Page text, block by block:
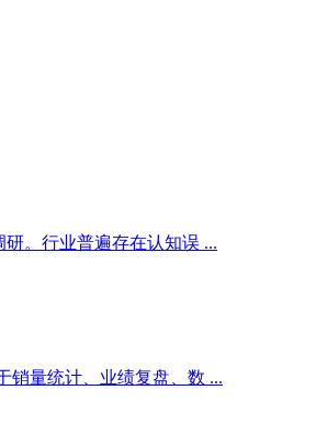
。行业普遍存在认知误 ...
销量统计、业绩复盘、数 ...